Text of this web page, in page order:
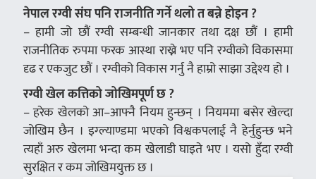
नेपाल रग्वी संघ पनि राजनीति गर्ने थलो त बन्ने होइन ?
– हामी जो छौं रग्वी सम्बन्धी जानकार तथा दक्ष छौं । हामी
राजनीतिक रुपमा फरक आस्था राख्ने भए पनि रग्वीको विकासमा
दृढ र एकजुट छौं । रग्वीको विकास गर्नु नै हाम्रो साझा उद्देश्य हो ।
रग्वी खेल कत्तिको जोखिमपूर्ण छ ?
– हरेक खेलको आ–आफ्नै नियम हुन्छन् । नियममा बसेर खेल्दा
जोखिम छैन । इग्ल्याण्डमा भएको विश्वकपलाई नै हेर्नुहुन्छ भने
त्यहाँ अरु खेलमा भन्दा कम खेलाडी घाइते भए । यसो हुँदा रग्वी
सुरक्षित र कम जोखिमयुक्त छ ।